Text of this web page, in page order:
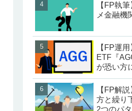
【FP執
メ金融機
【FP運
ETF『
が恐い方
【FP解
方と繰り
2つのパ